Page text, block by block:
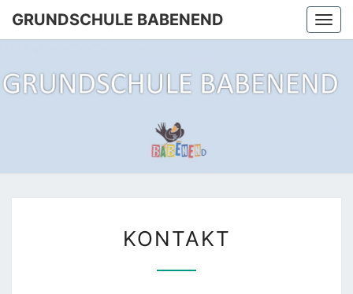
Skip
GRUNDSCHULE BABENEND
Babenend
KONTAKT